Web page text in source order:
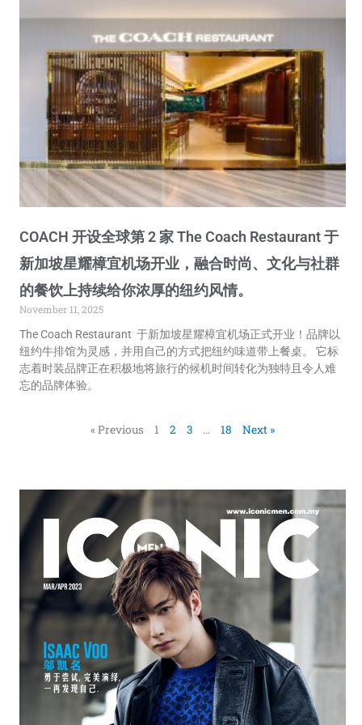
COACH 开设全球第 2 家 The Coach Restaurant 于
新加坡星耀樟宜机场开业，融合时尚、文化与社群
的餐饮上持续给你浓厚的纽约风情。
November 11, 2025
The Coach Restaurant 于新加坡星耀樟宜机场正式开业！品牌以
纽约牛排馆为灵感，并用自己的方式把纽约味道带上餐桌。 它标
志着时装品牌正在积极地将旅行的候机时间转化为独特且令人难
忘的品牌体验。
« Previous 1 2 3 … 18 Next »